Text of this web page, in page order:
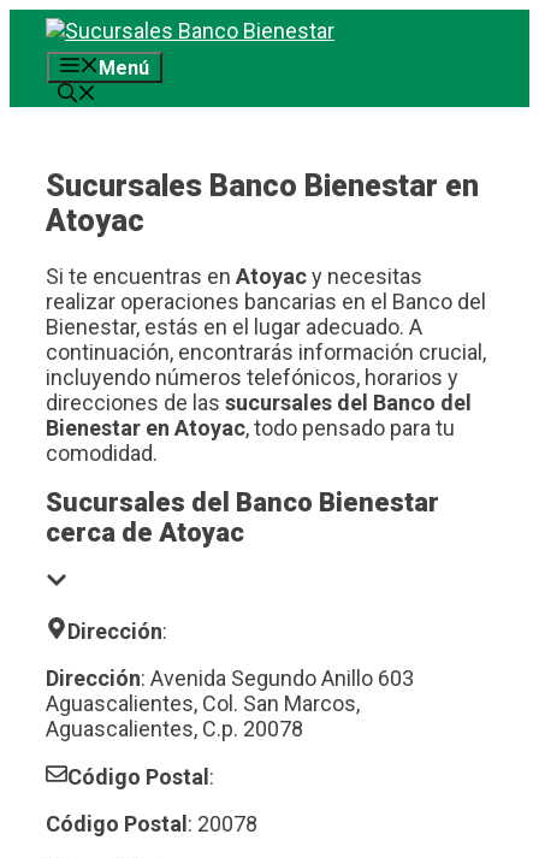
Saltar
contenidoMenú
Sucursales Banco Bienestar en
Atoyac
Si te encuentras en Atoyacy necesitas
realizar operaciones bancarias en el Banco del
Bienestar, estás en el lugar adecuado. A
continuación, encontrarás información crucial,
incluyendo números telefónicos, horarios y
direcciones de las sucursales del Banco del
Bienestar en Atoyac, todo pensado para tu
comodidad.
Sucursales del Banco Bienestar
cerca de Atoyac
Dirección:
Dirección: Avenida Segundo Anillo 603
Aguascalientes, Col. San Marcos,
Aguascalientes, C.p. 20078
Código Postal :
Código Postal : 20078